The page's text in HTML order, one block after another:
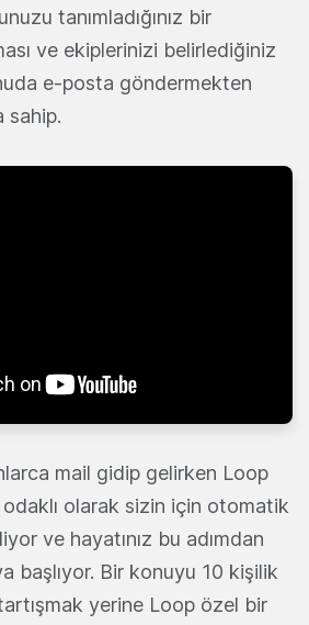
tanımladığınız bir
ve ekiplerinizi belirlediğiniz
e-posta göndermekten
sahip.
mail gidip gelirken Loop
olarak sizin için otomatik
ve hayatınız bu adımdan
başlıyor. Bir konuyu 10 kişilik
yerine Loop özel bir